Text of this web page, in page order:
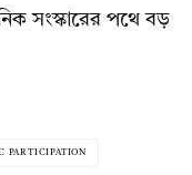
সংস্কারের পথে বড়
PARTICIPATION